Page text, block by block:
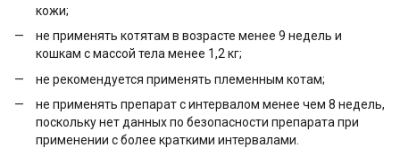
кожи;
не применять котятам в возрасте менее 9 недель и
кошкам с массой тела менее 1,2 кг;
не рекомендуется применять племенным котам;
не применять препарат с интервалом менее чем 8 недель,
поскольку нет данных по безопасности препарата при
применении с более краткими интервалами.